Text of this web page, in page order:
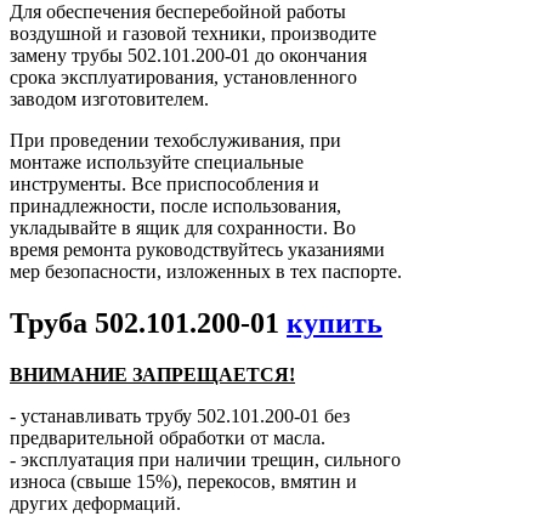
Для обеспечения бесперебойной работы
воздушной и газовой техники, производите
замену трубы 502.101.200-01 до окончания
срока эксплуатирования, установленного
заводом изготовителем.
При проведении техобслуживания, при
монтаже используйте специальные
инструменты. Все приспособления и
принадлежности, после использования,
укладывайте в ящик для сохранности. Во
время ремонта руководствуйтесь указаниями
мер безопасности, изложенных в тех паспорте.
Труба 502.101.200-01 купить
ВНИМАНИЕ ЗАПРЕЩАЕТСЯ!
- устанавливать трубу 502.101.200-01 без
предварительной обработки от масла.
- эксплуатация при наличии трещин, сильного
износа (свыше 15%), перекосов, вмятин и
других деформаций.